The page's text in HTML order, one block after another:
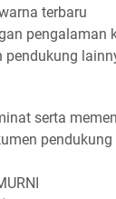
terbaru
pengalaman
pendukung
serta